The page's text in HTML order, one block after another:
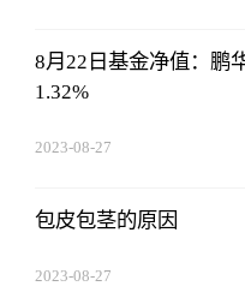
8月22日基金净值：鹏
1.32%
2023-08-27
包皮包茎的原因
2023-08-27